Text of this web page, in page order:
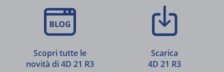
Scopri tutte le
novità di 4D 21 R3
Scarica
4D 21 R3